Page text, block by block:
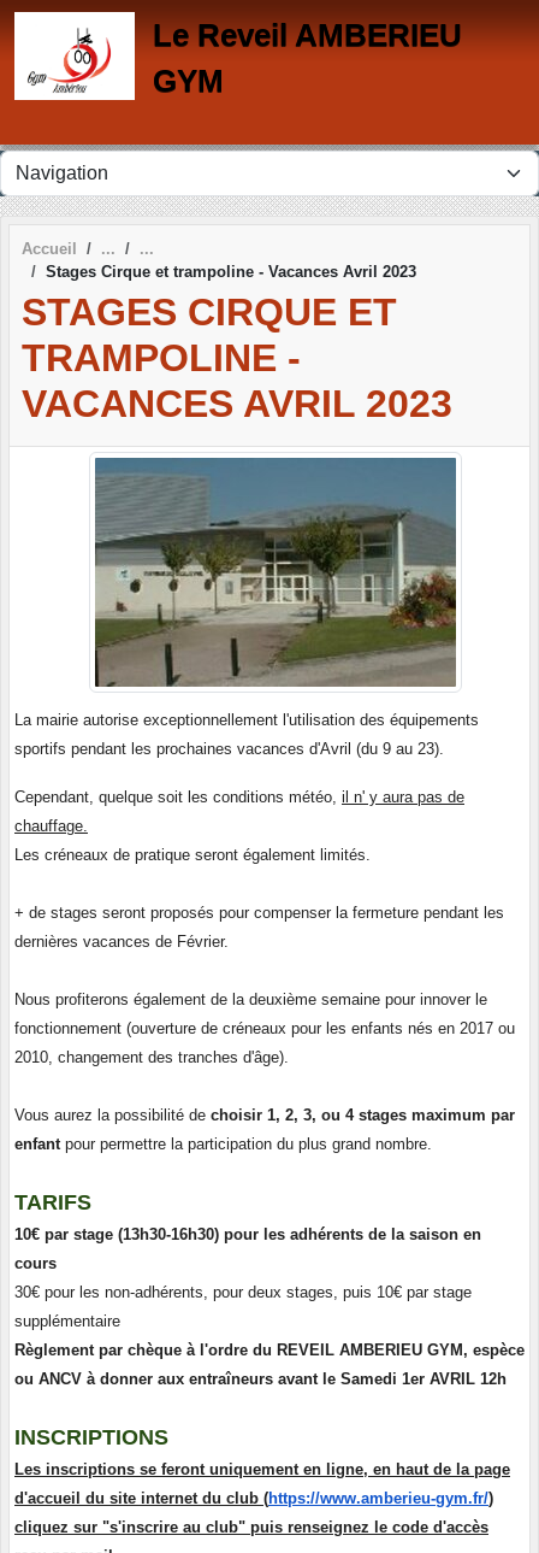
Le Reveil AMBERIEU
GYM
Accueil
Stages Cirque et trampoline - Vacances Avril 2023
STAGES CIRQUE ET
TRAMPOLINE -
VACANCES AVRIL 2023
La mairie autorise exceptionnellement l'utilisation des équipements
sportifs pendant les prochaines vacances d'Avril (du 9 au 23).
Cependant, quelque soit les conditions météo, il n' y aura pas de
chauffage.
Les créneaux de pratique seront également limités.
+ de stages seront proposés pour compenser la fermeture pendant les
dernières vacances de Février.
Nous profiterons également de la deuxième semaine pour innover le
fonctionnement (ouverture de créneaux pour les enfants nés en 2017 ou
2010, changement des tranches d'âge).
Vous aurez la possibilité de choisir 1, 2, 3, ou 4 stages maximum par
enfant pour permettre la participation du plus grand nombre.
TARIFS
10€ par stage (13h30-16h30) pour les adhérents de la saison en
cours
30€ pour les non-adhérents, pour deux stages, puis 10€ par stage
supplémentaire
Règlement par chèque à l'ordre du REVEIL AMBERIEU GYM, espèce
ou ANCV à donner aux entraîneurs avant le Samedi 1er AVRIL 12h
INSCRIPTIONS
Les inscriptions se feront uniquement en ligne, en haut de la page
d'accueil du site internet du club (https://www.amberieu-gym.fr/)
cliquez sur "s'inscrire au club" puis renseignez le code d'accès
Panneau de gestion des cookies